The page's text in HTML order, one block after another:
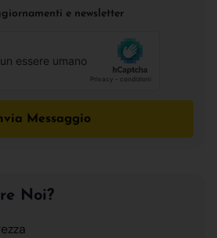
e newsletter
Messaggio
Noi?